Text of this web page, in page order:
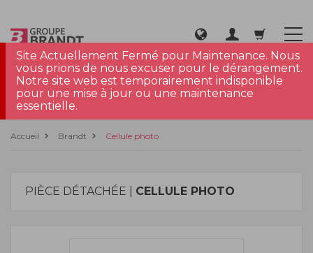
Site Actuellement Fermé pour Maintenance. Nous
vous prions de nous excuser pour le dérangement.
Notre site web est temporairement indisponible
pour une mise à jour ou une maintenance
essentielle.
Accueil Brandt Cellule photo
PIÈCE DÉTACHÉE | CELLULE PHOTO